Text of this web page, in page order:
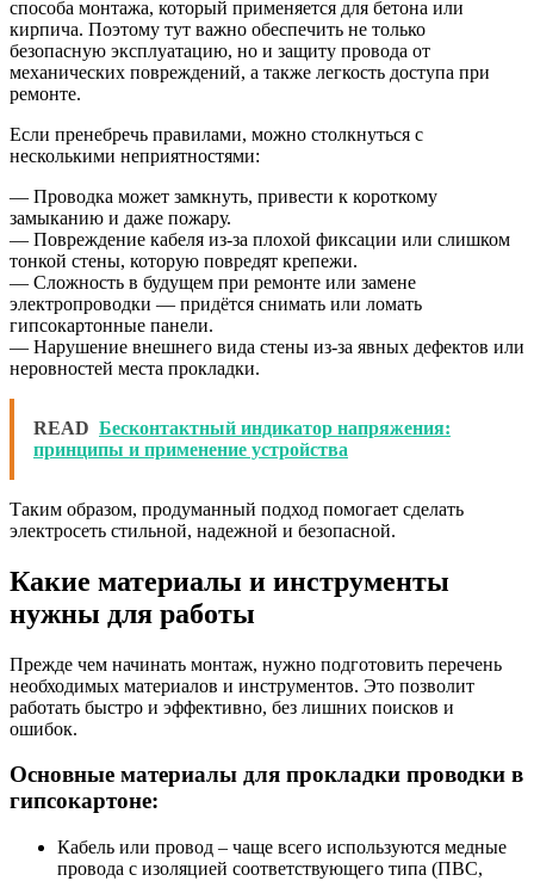
способа монтажа, который применяется для бетона или
кирпича. Поэтому тут важно обеспечить не только
безопасную эксплуатацию, но и защиту провода от
механических повреждений, а также легкость доступа при
ремонте.
Если пренебречь правилами, можно столкнуться с
несколькими неприятностями:
— Проводка может замкнуть, привести к короткому
замыканию и даже пожару.
— Повреждение кабеля из-за плохой фиксации или слишком
тонкой стены, которую повредят крепежи.
— Сложность в будущем при ремонте или замене
электропроводки — придётся снимать или ломать
гипсокартонные панели.
— Нарушение внешнего вида стены из-за явных дефектов или
неровностей места прокладки.
READ Бесконтактный индикатор напряжения:
принципы и применение устройства
Таким образом, продуманный подход помогает сделать
электросеть стильной, надежной и безопасной.
Какие материалы и инструменты
нужны для работы
Прежде чем начинать монтаж, нужно подготовить перечень
необходимых материалов и инструментов. Это позволит
работать быстро и эффективно, без лишних поисков и
ошибок.
Основные материалы для прокладки проводки в
гипсокартоне:
Кабель или провод – чаще всего используются медные
провода с изоляцией соответствующего типа (ПВС,